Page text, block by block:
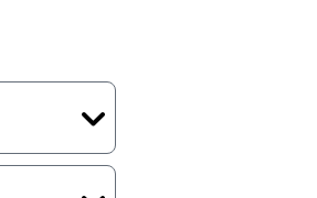
hasil crack,